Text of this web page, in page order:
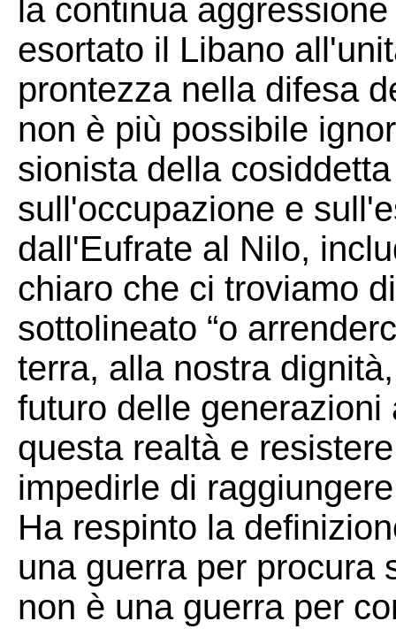
la continua
esortato il Libano
prontezza nella difesa
non è più possibile
sionista della
sull'occupazione e
dall'Eufrate al Nilo,
chiaro che ci troviamo
sottolineato “o
terra, alla nostra
futuro delle
questa realtà e
impedirle di
Ha respinto la
una guerra per procura
non è una guerra per